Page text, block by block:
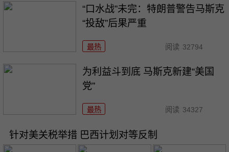
“口水战”未完：特朗普警告马斯克
“投敌”后果严重
最热 阅读 32794
为利益斗到底 马斯克新建“美国
党”
最热 阅读 34327
针对美关税举措 巴西计划对等反制